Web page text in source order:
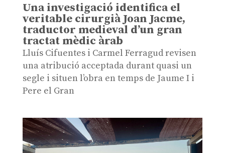
Una investigació identifica el
veritable cirurgià Joan Jacme,
traductor medieval d’un gran
tractat mèdic àrab
Lluís Cifuentes i Carmel Ferragud revisen
una atribució acceptada durant quasi un
segle i situen l’obra en temps de Jaume I i
Pere el Gran